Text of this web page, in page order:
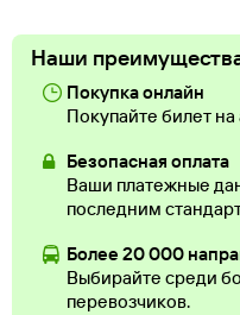
Наши
Покупка онлайн
Покупайте билет
Безопасная оплата
Ваши платежные
последним
Более 20 000
Выбирайте среди
перевозчиков.